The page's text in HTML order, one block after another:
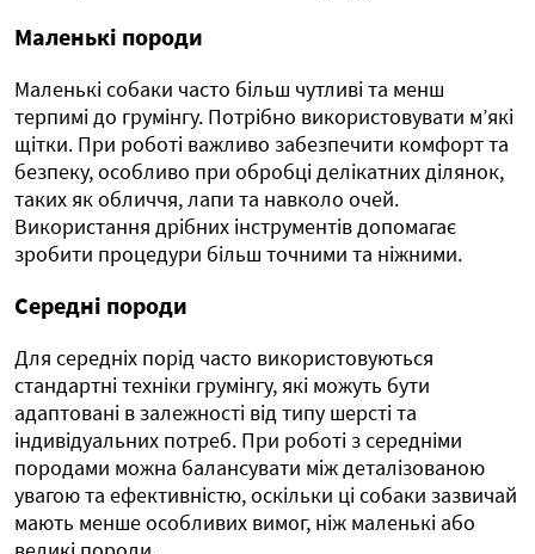
Маленькі породи
Маленькі собаки часто більш чутливі та менш
терпимі до грумінгу. Потрібно використовувати м’які
щітки. При роботі важливо забезпечити комфорт та
безпеку, особливо при обробці делікатних ділянок,
таких як обличчя, лапи та навколо очей.
Використання дрібних інструментів допомагає
зробити процедури більш точними та ніжними.
Середні породи
Для середніх порід часто використовуються
стандартні техніки грумінгу, які можуть бути
адаптовані в залежності від типу шерсті та
індивідуальних потреб. При роботі з середніми
породами можна балансувати між деталізованою
увагою та ефективністю, оскільки ці собаки зазвичай
мають менше особливих вимог, ніж маленькі або